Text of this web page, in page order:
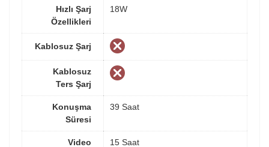
Hızlı Şarj
Özellikleri
18W
Kablosuz Şarj
Kablosuz
Ters Şarj
Konuşma
Süresi
39 Saat
Video
15 Saat